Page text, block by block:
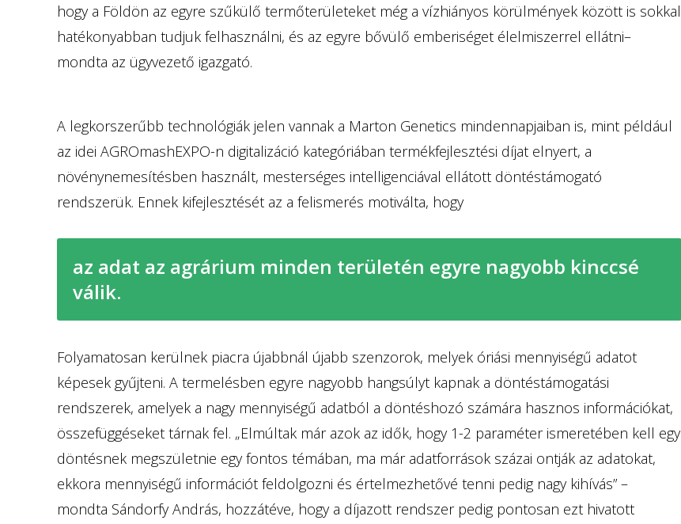
hogy a Földön az egyre szűkülő termőterületeket még a vízhiányos körülmények között is sokkal
hatékonyabban tudjuk felhasználni, és az egyre bővülő emberiséget élelmiszerrel ellátni–
mondta az ügyvezető igazgató.
A legkorszerűbb technológiák jelen vannak a Marton Genetics mindennapjaiban is, mint például
az idei AGROmashEXPO-n digitalizáció kategóriában termékfejlesztési díjat elnyert, a
növénynemesítésben használt, mesterséges intelligenciával ellátott döntéstámogató
rendszerük. Ennek kifejlesztését az a felismerés motiválta, hogy
az adat az agrárium minden területén egyre nagyobb kinccsé
válik.
Folyamatosan kerülnek piacra újabbnál újabb szenzorok, melyek óriási mennyiségű adatot
képesek gyűjteni. A termelésben egyre nagyobb hangsúlyt kapnak a döntéstámogatási
rendszerek, amelyek a nagy mennyiségű adatból a döntéshozó számára hasznos információkat,
összefüggéseket tárnak fel. „Elmúltak már azok az idők, hogy 1-2 paraméter ismeretében kell egy
döntésnek megszületnie egy fontos témában, ma már adatforrások százai ontják az adatokat,
ekkora mennyiségű információt feldolgozni és értelmezhetővé tenni pedig nagy kihívás” –
mondta Sándorfy András, hozzátéve, hogy a díjazott rendszer pedig pontosan ezt hivatott